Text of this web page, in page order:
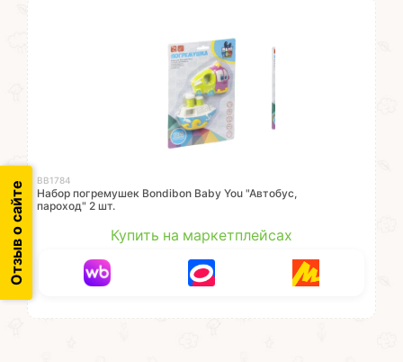
ВВ1784
Набор погремушек Bondibon Baby You "Автобус,
пароход" 2 шт.
Купить на маркетплейсах
Отзыв о сайте